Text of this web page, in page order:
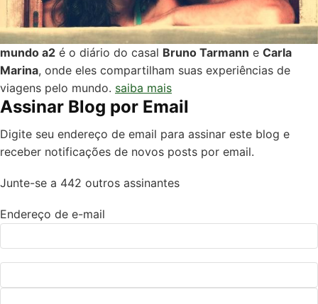
mundo a2 é o diário do casal Bruno Tarmann e Carla
Marina, onde eles compartilham suas experiências de
viagens pelo mundo. saiba mais
Assinar Blog por Email
Digite seu endereço de email para assinar este blog e
receber notificações de novos posts por email.
Junte-se a 442 outros assinantes
Endereço de e-mail